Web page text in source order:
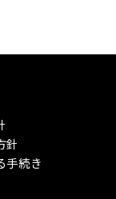
針
手続き